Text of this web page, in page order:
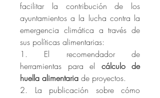
facilitar la contribución de los
ayuntamientos a la lucha contra la
emergencia climática a través de
sus políticas alimentarias:
1. El recomendador de
herramientas para el cálculo de
huella alimentaria de proyectos.